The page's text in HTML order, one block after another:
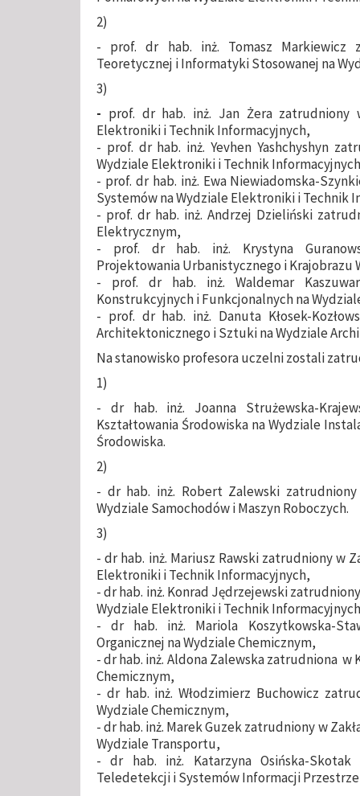
2)
- prof. dr hab. inż. Tomasz Markiewicz
Teoretycznej i Informatyki Stosowanej na
3)
- prof. dr hab. inż. Jan Żera zatrudniony
Elektroniki i Technik Informacyjnych,
- prof. dr hab. inż. Yevhen Yashchyshyn
Wydziale Elektroniki i Technik
- prof. dr hab. inż. Ewa Niewiadomska-
Systemów na Wydziale Elektroniki i Technik
- prof. dr hab. inż. Andrzej Dzieliński
Elektrycznym,
- prof. dr hab. inż. Krystyna
Projektowania Urbanistycznego i Krajobrazu
- prof. dr hab. inż. Waldemar
Konstrukcyjnych i Funkcjonalnych na
- prof. dr hab. inż. Danuta Kłosek-
Architektonicznego i Sztuki na Wydziale
Na stanowisko profesora uczelni zostali
1)
- dr hab. inż. Joanna Strużewska-
Kształtowania Środowiska na Wydziale
Środowiska.
2)
- dr hab. inż. Robert Zalewski
Wydziale Samochodów i Maszyn Roboczych.
3)
- dr hab. inż. Mariusz Rawski zatrudniony w
Elektroniki i Technik Informacyjnych,
- dr hab. inż. Konrad Jędrzejewski
Wydziale Elektroniki i Technik
- dr hab. inż. Mariola Koszytkowska-
Organicznej na Wydziale Chemicznym,
- dr hab. inż. Aldona Zalewska zatrudniona
Chemicznym,
- dr hab. inż. Włodzimierz Buchowicz
Wydziale Chemicznym,
- dr hab. inż. Marek Guzek zatrudniony w
Wydziale Transportu,
- dr hab. inż. Katarzyna Osińska-
Teledetekcji i Systemów Informacji